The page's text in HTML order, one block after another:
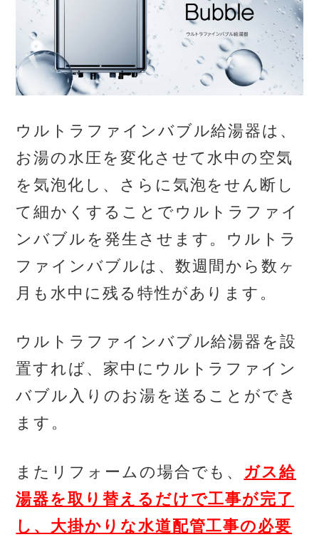
ウルトラファインバブル給湯器は、
お湯の水圧を変化させて水中の空気
を気泡化し、さらに気泡をせん断し
て細かくすることでウルトラファイ
ンバブルを発生させます。ウルトラ
ファインバブルは、数週間から数ヶ
月も水中に残る特性があります。
ウルトラファインバブル給湯器を設
置すれば、家中にウルトラファイン
バブル入りのお湯を送ることができ
ます。
またリフォームの場合でも、 ガス給
湯器を取り替えるだけで工事が完了
し、大掛かりな水道配管工事の必要